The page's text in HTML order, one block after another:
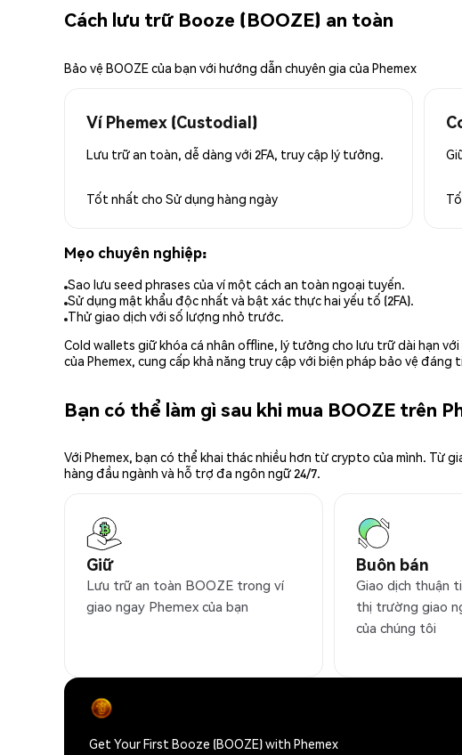
Cách lưu trữ Booze (BOOZE) an toàn
Bảo vệ BOOZE của bạn với hướng dẫn chuyên gia của Phemex
Ví Phemex (Custodial)
Lưu trữ an toàn, dễ dàng với 2FA, truy cập lý tưởng.
Tốt nhất cho Sử dụng hàng ngày
Mẹo chuyên nghiệp:
Sao lưu seed phrases của ví một cách an toàn ngoại tuyến.
Sử dụng mật khẩu độc nhất và bật xác thực hai yếu tố (2FA).
Thử giao dịch với số lượng nhỏ trước.
Cold wallets giữ khóa cá nhân offline, lý tưởng cho lưu trữ dài hạn
của Phemex, cung cấp khả năng truy cập với biện pháp bảo vệ
Bạn có thể làm gì sau khi mua BOOZE trên
Với Phemex, bạn có thể khai thác nhiều hơn từ crypto của mình.
hàng đầu ngành và hỗ trợ đa ngôn ngữ 24/7.
Giữ
Lưu trữ an toàn BOOZE trong ví
giao ngay Phemex của bạn
Buôn bán
Giao dịch thuận
thị trường giao
của chúng tôi
Get Your First Booze (BOOZE) with Phemex